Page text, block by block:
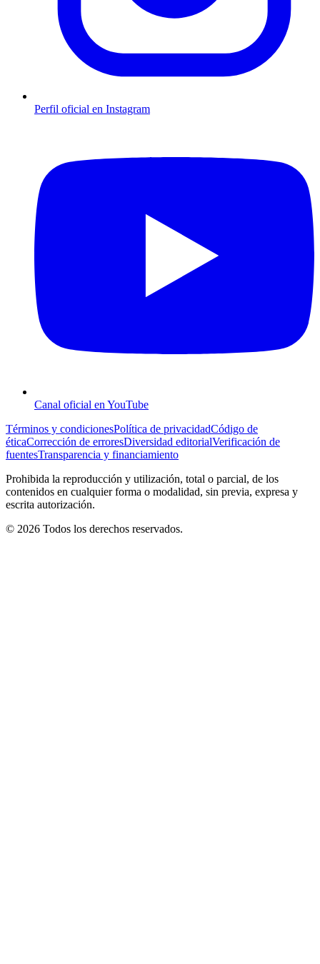
Perfil oficial en Instagram
Canal oficial en YouTube
Términos y condicionesPolítica de privacidadCódigo de
éticaCorrección de erroresDiversidad editorialVerificación de
fuentesTransparencia y financiamiento
Prohibida la reproducción y utilización, total o parcial, de los
contenidos en cualquier forma o modalidad, sin previa, expresa y
escrita autorización.
© 2026 Todos los derechos reservados.